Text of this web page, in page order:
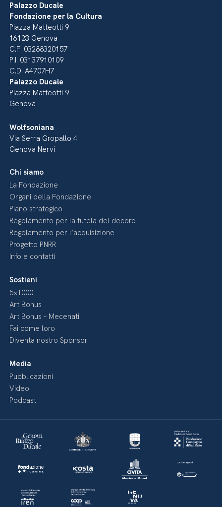
Palazzo Ducale
Fondazione per la Cultura
Piazza Matteotti 9
16123 Genova
C.F. 03288320157
P.I. 03137910109
C.D. A4707H7
Palazzo Ducale
Piazza Matteotti 9
Genova
Wolfsoniana
Via Serra Gropallo 4
Genova Nervi
Chi siamo
La Fondazione
Organi della Fondazione
Piano strategico
Regolamento per la tutela del decoro
Regolamento per l’acquisizione
Progetto PNRR
Info e contatti
Sostieni
5×1000
Art Bonus
Art Bonus – Mecenati
Fai come loro
Diventa nostro Sponsor
Media
Pubblicazioni
Video
Podcast